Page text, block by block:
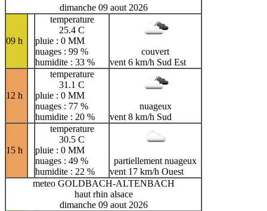
dimanche 09 aout 2026
09 h
temperature
25.4 C
pluie : 0 MM
nuages : 99 %
humidite : 33 %
couvert
vent 6 km/h Sud Est
12 h
temperature
31.1 C
pluie : 0 MM
nuages : 77 %
humidite : 20 %
nuageux
vent 8 km/h Sud
15 h
temperature
30.5 C
pluie : 0 MM
nuages : 49 %
humidite : 22 %
partiellement nuageux
vent 17 km/h Ouest
meteo GOLDBACH-ALTENBACH
haut rhin alsace
dimanche 09 aout 2026